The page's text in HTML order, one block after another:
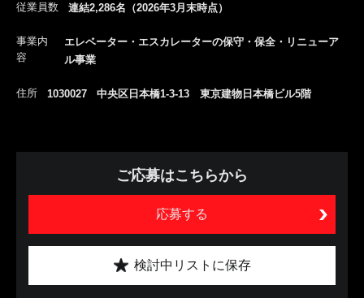
従業員数 連結2,286名（2026年3月末時点）
事業内
容
エレベーター・エスカレーターの保守・保全・リニューア
ル事業
住所 1030027 中央区日本橋1-3-13 東京建物日本橋ビル5階
ご応募はこちらから
応募する
検討中リストに保存